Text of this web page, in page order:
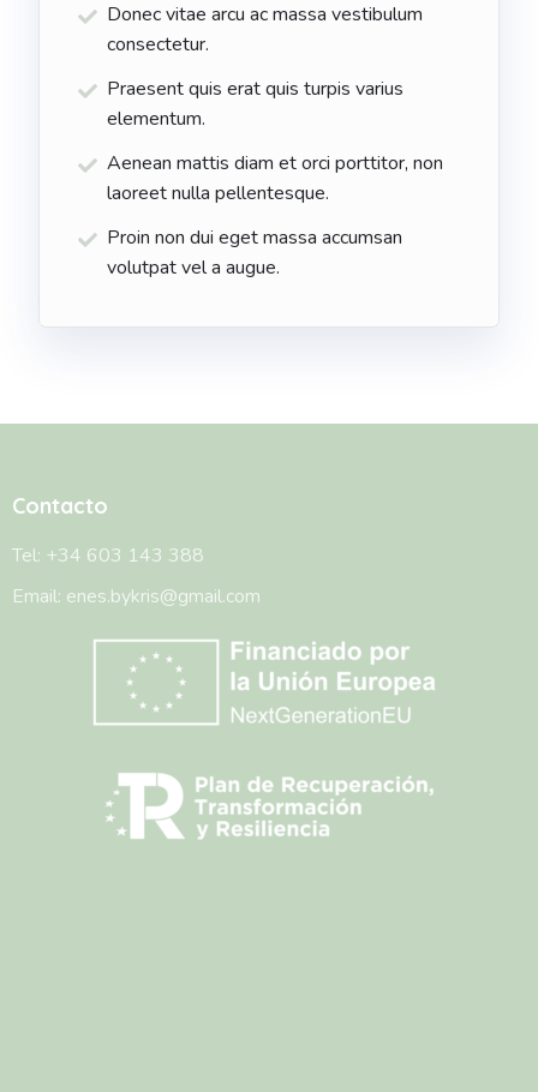
Donec vitae arcu ac massa vestibulum
consectetur.
Praesent quis erat quis turpis varius
elementum.
Aenean mattis diam et orci porttitor, non
laoreet nulla pellentesque.
Proin non dui eget massa accumsan
volutpat vel a augue.
Contacto
Tel: +34 603 143 388
Email: enes.bykris@gmail.com